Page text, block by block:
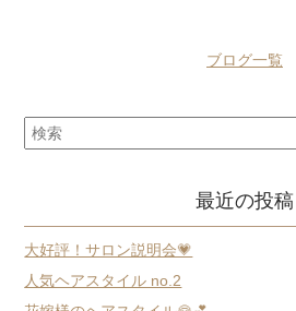
ブログ一覧
最近の投稿
大好評！サロン説明会💗
人気ヘアスタイル no.2